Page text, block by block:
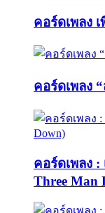
คอร์ดเพลง
คอร์ดเพลง
คอร์ดเพลง :
Three Man